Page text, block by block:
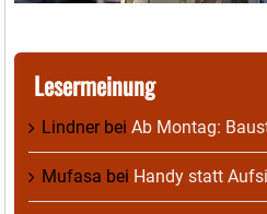
Lesermeinung
Lindnerbei Ab Montag:
Mufasa bei Handy statt